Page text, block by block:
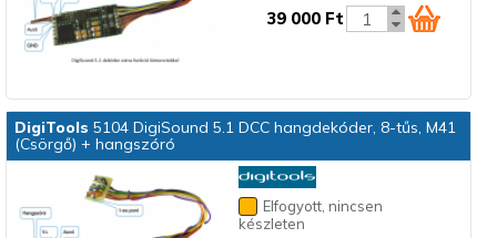
39 000 Ft
DigiTools 5104 DigiSound 5.1 DCC hangdekóder, 8-tűs, M41
(Csörgő) + hangszóró
Elfogyott, nincsen
készleten